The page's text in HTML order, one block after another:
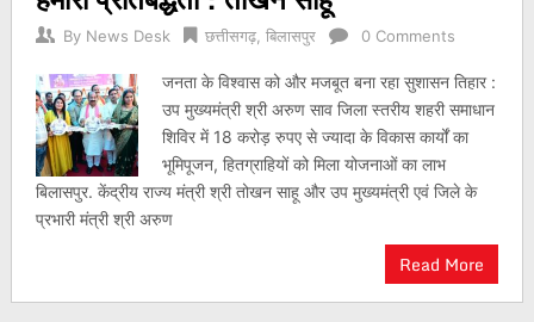
By News Desk छत्तीसगढ़, बिलासपुर 0 Comments
जनता के विश्वास को और मजबूत बना रहा सुशासन तिहार :
उप मुख्यमंत्री श्री अरुण साव जिला स्तरीय शहरी समाधान
शिविर में 18 करोड़ रुपए से ज्यादा के विकास कार्यों का
भूमिपूजन, हितग्राहियों को मिला योजनाओं का लाभ
बिलासपुर. केंद्रीय राज्य मंत्री श्री तोखन साहू और उप मुख्यमंत्री एवं जिले के
प्रभारी मंत्री श्री अरुण
Read More